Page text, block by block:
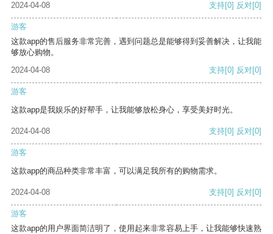
2024-04-08 支持[0] 反对[0]
游客
这款app的售后服务非常完善，遇到问题总是能够得到妥善解决，让我能
够放心购物。
2024-04-08
支持[0] 反对[0]
游客
这款app是我娱乐的好帮手，让我能够放松身心，享受美好时光。
2024-04-08 支持[0] 反对[0]
游客
这款app的商品种类非常丰富，可以满足我所有的购物需求。
2024-04-08 支持[0] 反对[0]
游客
这款app的用户界面简洁明了，使用起来非常容易上手，让我能够快速熟